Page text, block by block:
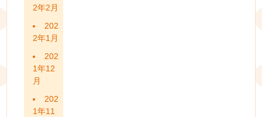
2年2月
202
2年1月
202
1年12
月
202
1年11